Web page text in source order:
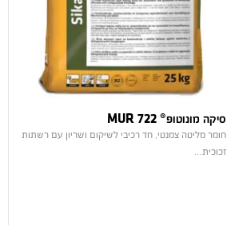
סיקה מונוטופ® MUR 722
חומר מליטה צמנטי, חד רכיבי לשיקום ושריון עם רשתות
זכוכית…